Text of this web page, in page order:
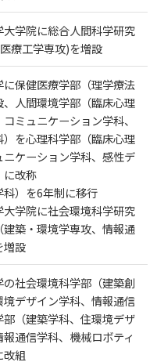
』
館について
大学院に総合人間科学研究
療工学専攻)を増設
に保健医療学部（理学療法
、人間環境学部（臨床心理
ミュニケーション学科、
を心理科学部（臨床心理
ニケーション学科、感性デ
に改称
）を6年制に移行
大学院に社会環境科学研究
築・環境学専攻、情報通
増設
の社会環境科学部（建築創
境デザイン学科、情報通信
部（建築学科、住環境デザ
通信学科、機械ロボティ
改組
』
について